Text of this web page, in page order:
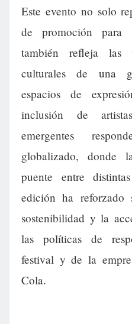
Este evento no solo
de promoción para
también refleja las
culturales de una
espacios de
inclusión de
emergentes
globalizado, donde
puente entre
edición ha
sostenibilidad y la
las políticas de
festival y de la
Cola.